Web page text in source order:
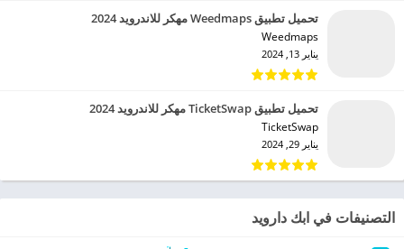
تحميل تطبيق Weedmaps مهكر للاندرويد 2024
Weedmaps‏
يناير 13, 2024
تحميل تطبيق TicketSwap مهكر للاندرويد 2024
TicketSwap‏
يناير 29, 2024
التصنيفات في ابك دارويد